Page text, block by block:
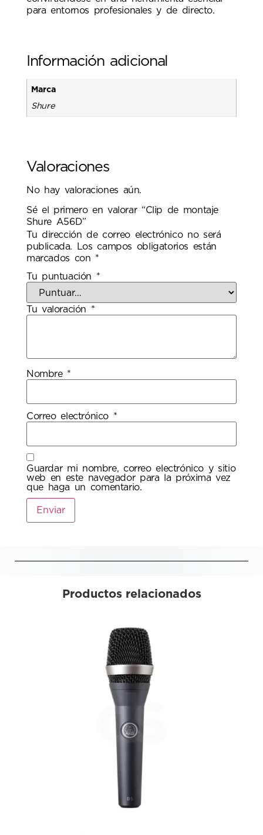
para entornos profesionales y de directo.
Información adicional
Marca
Shure
Valoraciones
No hay valoraciones aún.
Sé el primero en valorar “Clip de montaje
Shure A56D”
Tu dirección de correo electrónico no será
publicada.
Los campos obligatorios están
marcados con *
Tu puntuación *
Tu valoración *
Nombre *
Correo electrónico *
Guardar mi nombre, correo electrónico y sitio
web en este navegador para la próxima vez
que haga un comentario.
Productos relacionados